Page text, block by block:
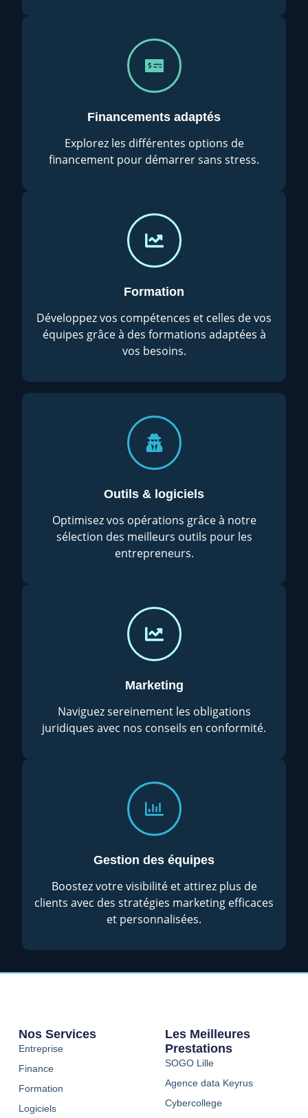
Financements adaptés
Explorez les différentes options de
financement pour démarrer sans stress.
Formation
Développez vos compétences et celles de vos
équipes grâce à des formations adaptées à
vos besoins.
Outils & logiciels
Optimisez vos opérations grâce à notre
sélection des meilleurs outils pour les
entrepreneurs.
Marketing
Naviguez sereinement les obligations
juridiques avec nos conseils en conformité.
Gestion des équipes
Boostez votre visibilité et attirez plus de
clients avec des stratégies marketing efficaces
et personnalisées.
Nos Services
Entreprise
Finance
Formation
Logiciels
Les Meilleures
Prestations
SOGO Lille
Agence data Keyrus
Cybercollege